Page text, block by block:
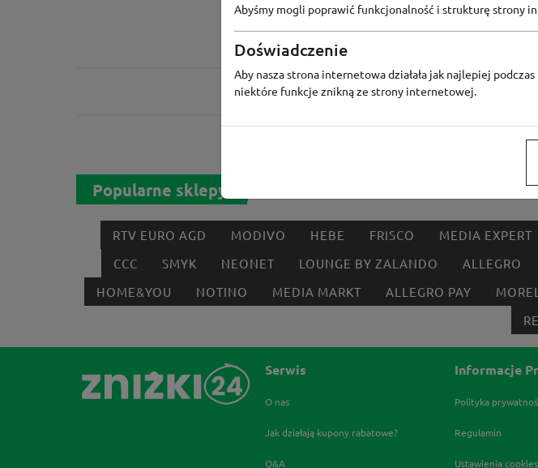
KODY
Popularne sklepy
RTV EURO AGD MODIVO HEBE FRISCO MEDIA EXPERT
CCC
SMYK NEONET LOUNGE BY ZALANDO ALLEGRO
HOME&YOU
NOTINO MEDIA MARKT ALLEGRO PAY
Serwis
O nas
Jak działają kupony rabatowe?
Q&A
Informacje
Polityka
Regulamin
Ustawienia cookies
Abyśmy mogli poprawić funkcjonalność i strukturę strony
Doświadczenie
Aby nasza strona internetowa działała jak najlepiej
niektóre funkcje znikną ze strony internetowej.